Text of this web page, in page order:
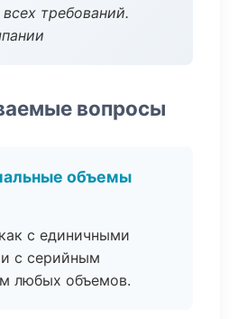
требований.
вопросы
объемы
с единичными
с серийным
любых объемов.